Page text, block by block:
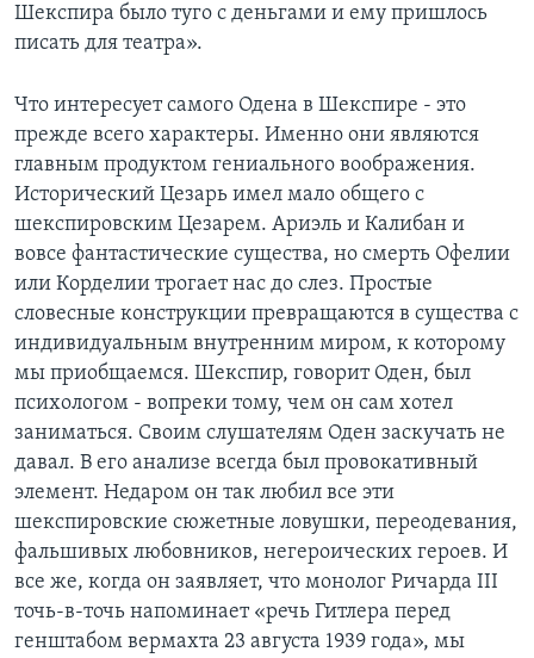
Шекспира было туго с деньгами и ему пришлось
писать для театра».
Что интересует самого Одена в Шекспире - это
прежде всего характеры. Именно они являются
главным продуктом гениального воображения.
Исторический Цезарь имел мало общего с
шекспировским Цезарем. Ариэль и Калибан и
вовсе фантастические существа, но смерть Офелии
или Корделии трогает нас до слез. Простые
словесные конструкции превращаются в существа с
индивидуальным внутренним миром, к которому
мы приобщаемся. Шекспир, говорит Оден, был
психологом - вопреки тому, чем он сам хотел
заниматься. Своим слушателям Оден заскучать не
давал. В его анализе всегда был провокативный
элемент. Недаром он так любил все эти
шекспировские сюжетные ловушки, переодевания,
фальшивых любовников, негероических героев. И
все же, когда он заявляет, что монолог Ричарда III
точь-в-точь напоминает «речь Гитлера перед
генштабом вермахта 23 августа 1939 года», мы